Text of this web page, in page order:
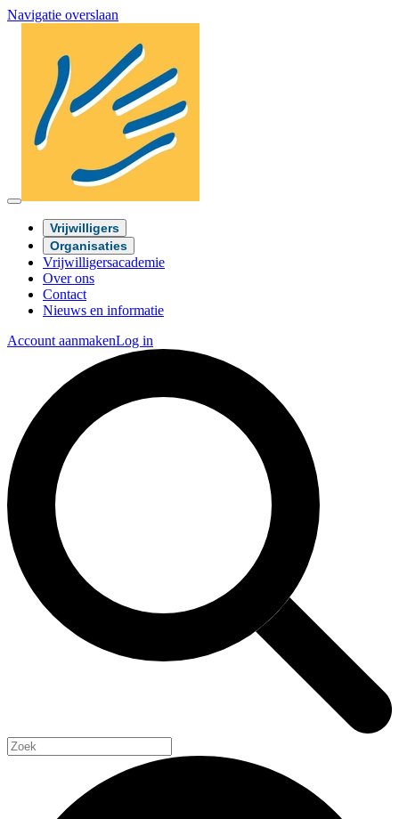
Navigatie overslaan
Vrijwilligers
Organisaties
Vrijwilligersacademie
Over ons
Contact
Nieuws en informatie
Account aanmakenLog in